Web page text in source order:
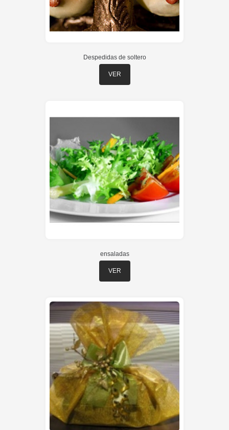
Despedidas de soltero
VER
ensaladas
VER